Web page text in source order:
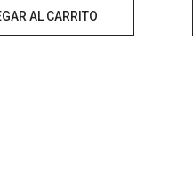
AL CARRITO